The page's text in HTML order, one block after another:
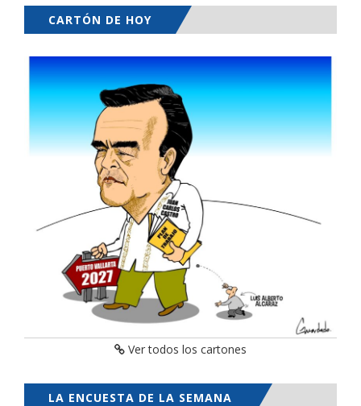
CARTÓN DE HOY
Ver todos los cartones
LA ENCUESTA DE LA SEMANA